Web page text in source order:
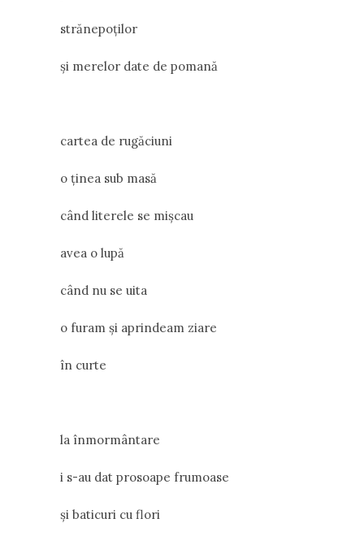
strănepoților
și merelor date de pomană
cartea de rugăciuni
o ținea sub masă
când literele se mișcau
avea o lupă
când nu se uita
o furam și aprindeam ziare
în curte
la înmormântare
i s-au dat prosoape frumoase
și baticuri cu flori